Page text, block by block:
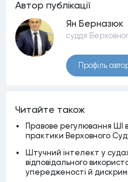
Автор публiкацiї
Ян Берназюк
суддя
Профiль
Читайте також
Правове регулювання ШІ
практики Верховного
Штучний інтелект у
відповідального
упередженості й